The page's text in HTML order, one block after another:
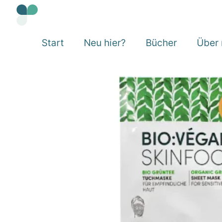
Start Neu hier? Bücher Über